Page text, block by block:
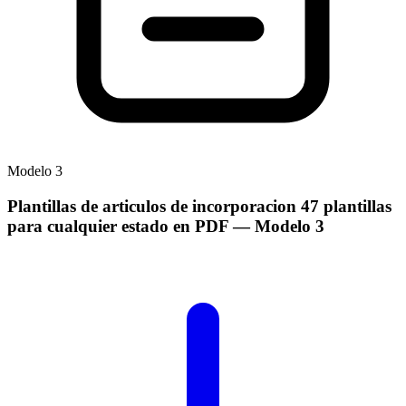
Modelo 3
Plantillas de articulos de incorporacion 47 plantillas
para cualquier estado en PDF— Modelo 3